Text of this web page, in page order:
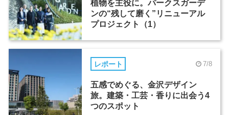
植物を主役に。パークスガーデ
ンの“残して磨く”リニューアル
プロジェクト（1）
レポート 7/8
五感でめぐる、金沢デザイン
旅。建築・工芸・香りに出会う4
つのスポット